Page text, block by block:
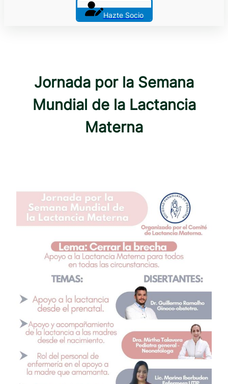
Hazte Socio
Jornada por la Semana
Mundial de la Lactancia
Materna